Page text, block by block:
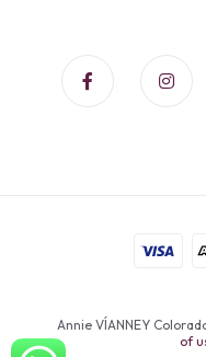
Annie VÍANNEY
of